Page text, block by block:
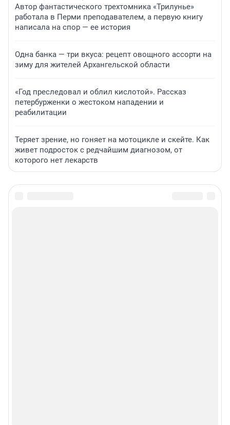
Автор фантастического трехтомника «Трилунье»
работала в Перми преподавателем, а первую книгу
написала на спор — ее история
Одна банка — три вкуса: рецепт овощного ассорти на
зиму для жителей Архангельской области
«Год преследовал и облил кислотой». Рассказ
петербурженки о жестоком нападении и
реабилитации
Теряет зрение, но гоняет на мотоцикле и скейте. Как
живет подросток с редчайшим диагнозом, от
которого нет лекарств